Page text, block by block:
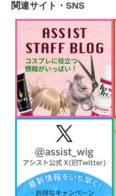
関連サイト・SNS